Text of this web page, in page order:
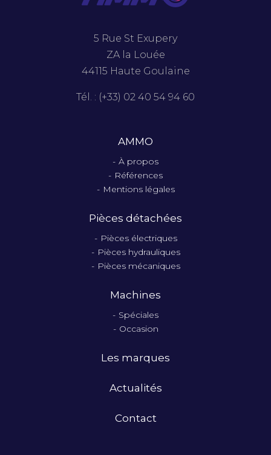
5 Rue St Exupery
ZA la Louée
44115 Haute Goulaine
Tél. : (+33) 02 40 54 94 60
AMMO
À propos
Références
Mentions légales
Pièces détachées
Pièces électriques
Pièces hydrauliques
Pièces mécaniques
Machines
Spéciales
Occasion
Les marques
Actualités
Contact